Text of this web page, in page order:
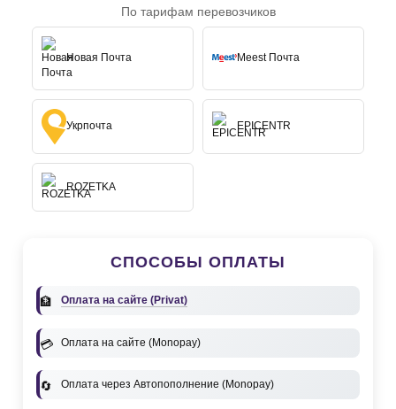
По тарифам перевозчиков
Новая Почта Meest Почта
Укрпочта EPICENTR
ROZETKA
СПОСОБЫ ОПЛАТЫ
Оплата на сайте (Privat)
Оплата на сайте (Monopay)
Оплата через Автопополнение (Monopay)